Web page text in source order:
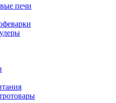
печи